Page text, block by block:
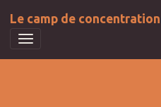
Le camp de